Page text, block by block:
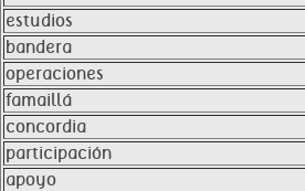
estudios
bandera
operaciones
famaillá
concordia
participación
apoyo